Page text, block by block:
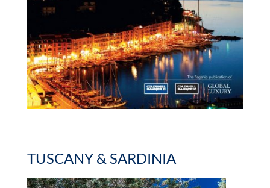
TUSCANY & SARDINIA